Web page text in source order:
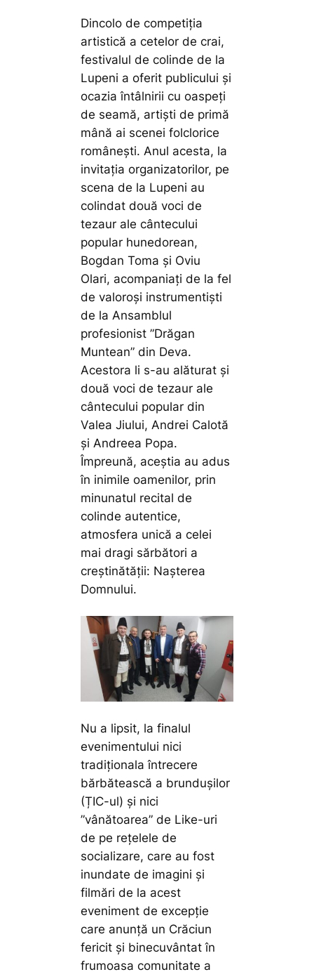
Dincolo de competiția
artistică a cetelor de crai,
festivalul de colinde de la
Lupeni a oferit publicului și
ocazia întâlnirii cu oaspeți
de seamă, artiști de primă
mână ai scenei folclorice
românești. Anul acesta, la
invitația organizatorilor, pe
scena de la Lupeni au
colindat două voci de
tezaur ale cântecului
popular hunedorean,
Bogdan Toma și Oviu
Olari, acompaniați de la fel
de valoroși instrumentiști
de la Ansamblul
profesionist ”Drăgan
Muntean” din Deva.
Acestora li s-au alăturat și
două voci de tezaur ale
cântecului popular din
Valea Jiului, Andrei Calotă
și Andreea Popa.
Împreună, aceștia au adus
în inimile oamenilor, prin
minunatul recital de
colinde autentice,
atmosfera unică a celei
mai dragi sărbători a
creștinătății: Nașterea
Domnului.
Nu a lipsit, la finalul
evenimentului nici
tradiționala întrecere
bărbătească a brundușilor
(ȚIC-ul) și nici
”vânătoarea” de Like-uri
de pe rețelele de
socializare, care au fost
inundate de imagini și
filmări de la acest
eveniment de excepție
care anunță un Crăciun
fericit și binecuvântat în
frumoasa comunitate a